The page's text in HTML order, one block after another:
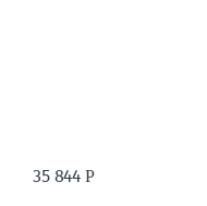
35 844Р